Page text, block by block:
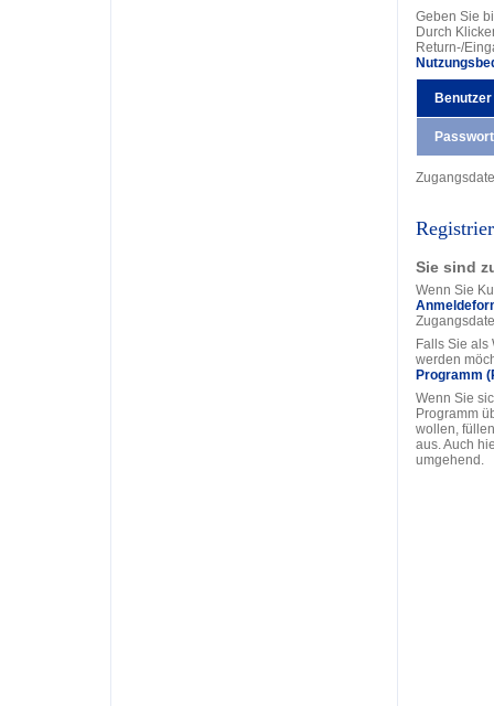
Geben Sie
Durch
Return-/
Benutzer
Passwort
Sie sind
Wenn Sie
Falls Sie als
werden
Programm
Wenn Sie
Programm
wollen,
aus. Auch
umgehend.